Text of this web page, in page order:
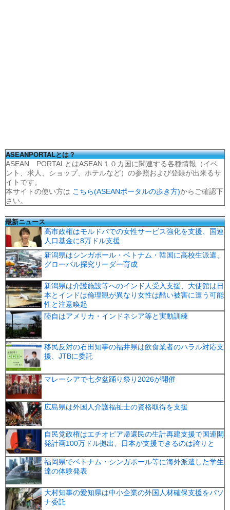
ASEANPORTALとは？
ASEAN PORTALとはASEAN１０カ国に関連する各種情報（イベ
ント、求人、ショップ、ホテルなど）の参照および登録が出来るサ
イトです。
本サイトの使い方は こちら(ASEANポータルの歩き方)からご確認下
さい。
最新ニュース
高市政権はモルドバでの女性サービス強化を支援、国連
人口基金に8万ドル支援
新潟県はシンガポール・ベトナム・韓国に高校生派遣、
グローバル探究リーダー育成
新潟県は介護施設等へのインド人受入支援、大使館は日
本とインドは倫理観が異なり女性は酷い被害に遭う可能
性と注意喚起
陸自はアメリカ・インドネシア等と実動訓練
移民反対の石田知事の福井県は飲食業者のハラル対応支
援、JTBに委託
マレーシアで七夕盆踊り祭り2026が開催
広島県は外国人介護福祉士の資格取得を支援
自民党政権はエチオピア帰還民の生計再建支援で国連開
発計画100万ドル拠出、日本が支援できるのは誇りと
福岡県でベトナム・シンガポール等に海外派遣した学生
達の体験発表
大村知事の愛知県は中小企業の外国人材確保支援をパソ
ナ委託